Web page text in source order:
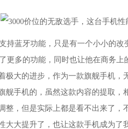
持蓝牙功能，只是有一个小小的
更多的功能，同时也让他在商务
极大的进步，作为一款旗舰手机
舰手机的，虽然这款内容的提取
整，但是实际上都是看不出来了，
大大提升了，也让这款手机成为了